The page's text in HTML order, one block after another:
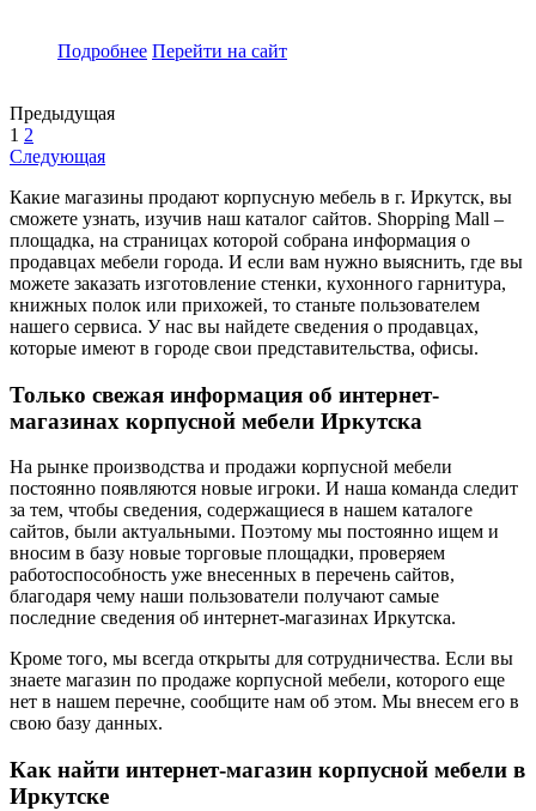
Подробнее Перейти на сайт
Предыдущая
1 2
Следующая
Какие магазины продают корпусную мебель в г. Иркутск, вы
сможете узнать, изучив наш каталог сайтов. Shopping Mall –
площадка, на страницах которой собрана информация о
продавцах мебели города. И если вам нужно выяснить, где вы
можете заказать изготовление стенки, кухонного гарнитура,
книжных полок или прихожей, то станьте пользователем
нашего сервиса. У нас вы найдете сведения о продавцах,
которые имеют в городе свои представительства, офисы.
Только свежая информация об интернет-
магазинах корпусной мебели Иркутска
На рынке производства и продажи корпусной мебели
постоянно появляются новые игроки. И наша команда следит
за тем, чтобы сведения, содержащиеся в нашем каталоге
сайтов, были актуальными. Поэтому мы постоянно ищем и
вносим в базу новые торговые площадки, проверяем
работоспособность уже внесенных в перечень сайтов,
благодаря чему наши пользователи получают самые
последние сведения об интернет-магазинах Иркутска.
Кроме того, мы всегда открыты для сотрудничества. Если вы
знаете магазин по продаже корпусной мебели, которого еще
нет в нашем перечне, сообщите нам об этом. Мы внесем его в
свою базу данных.
Как найти интернет-магазин корпусной мебели в
Иркутске